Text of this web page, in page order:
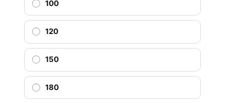
100
120
150
180